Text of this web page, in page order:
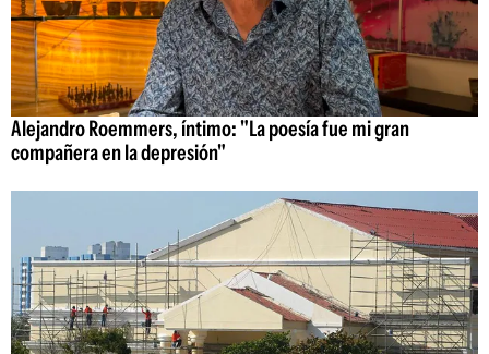
Alejandro Roemmers, íntimo: "La poesía fue mi gran
compañera en la depresión"